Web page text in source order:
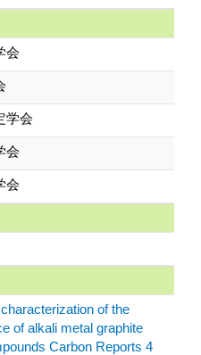
会
学会
会
会
of the
of alkali metal graphite
Carbon Reports 4